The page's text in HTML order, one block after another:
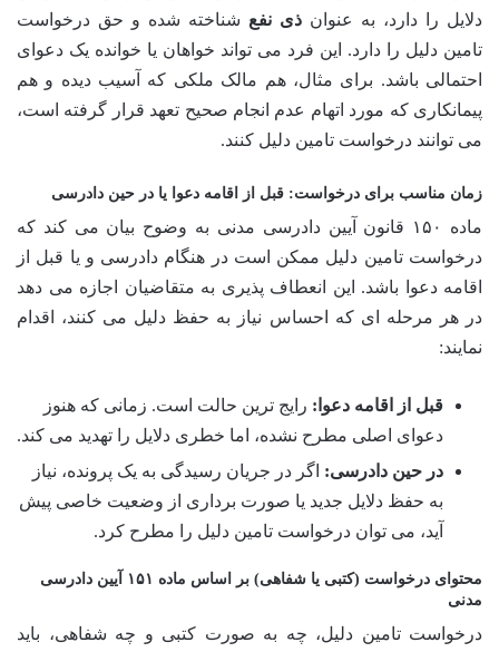
دلایل را دارد، به عنوان ذی نفع شناخته شده و حق درخواست
تامین دلیل را دارد. این فرد می تواند خواهان یا خوانده یک دعوای
احتمالی باشد. برای مثال، هم مالک ملکی که آسیب دیده و هم
پیمانکاری که مورد اتهام عدم انجام صحیح تعهد قرار گرفته است،
می توانند درخواست تامین دلیل کنند.
زمان مناسب برای درخواست: قبل از اقامه دعوا یا در حین دادرسی
ماده ۱۵۰ قانون آیین دادرسی مدنی به وضوح بیان می کند که
درخواست تامین دلیل ممکن است در هنگام دادرسی و یا قبل از
اقامه دعوا باشد. این انعطاف پذیری به متقاضیان اجازه می دهد
در هر مرحله ای که احساس نیاز به حفظ دلیل می کنند، اقدام
نمایند:
قبل از اقامه دعوا: رایج ترین حالت است. زمانی که هنوز
دعوای اصلی مطرح نشده، اما خطری دلایل را تهدید می کند.
در حین دادرسی: اگر در جریان رسیدگی به یک پرونده، نیاز
به حفظ دلایل جدید یا صورت برداری از وضعیت خاصی پیش
آید، می توان درخواست تامین دلیل را مطرح کرد.
محتوای درخواست (کتبی یا شفاهی) بر اساس ماده ۱۵۱ آیین دادرسی
مدنی
درخواست تامین دلیل، چه به صورت کتبی و چه شفاهی، باید